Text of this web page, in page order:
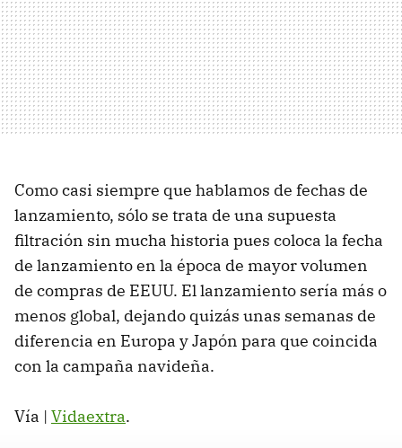
Como casi siempre que hablamos de fechas de
lanzamiento, sólo se trata de una supuesta
filtración sin mucha historia pues coloca la fecha
de lanzamiento en la época de mayor volumen
de compras de EEUU. El lanzamiento sería más o
menos global, dejando quizás unas semanas de
diferencia en Europa y Japón para que coincida
con la campaña navideña.
Vía | Vidaextra.